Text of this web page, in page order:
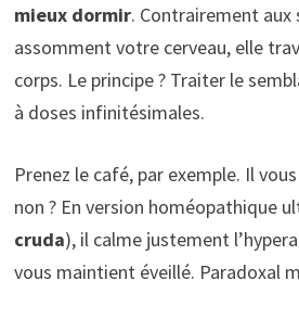
mieux dormir. Contrairement aux
assomment votre cerveau, elle
corps. Le principe ? Traiter le
à doses infinitésimales.
Prenez le café, par exemple. Il
non ? En version homéopathique
cruda), il calme justement
vous maintient éveillé. Paradoxal